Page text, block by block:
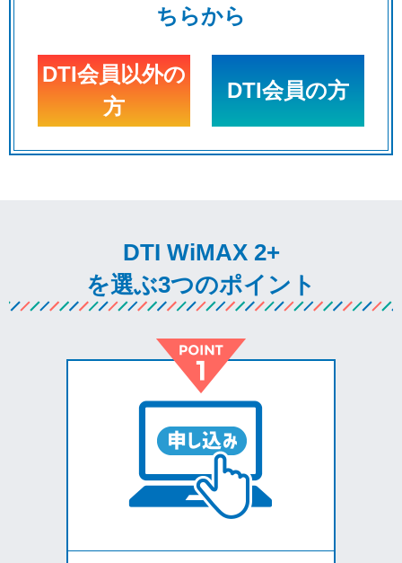
ちらから
DTI会員以外の
方
DTI会員の方
DTI WiMAX 2+
を選ぶ3つのポイント